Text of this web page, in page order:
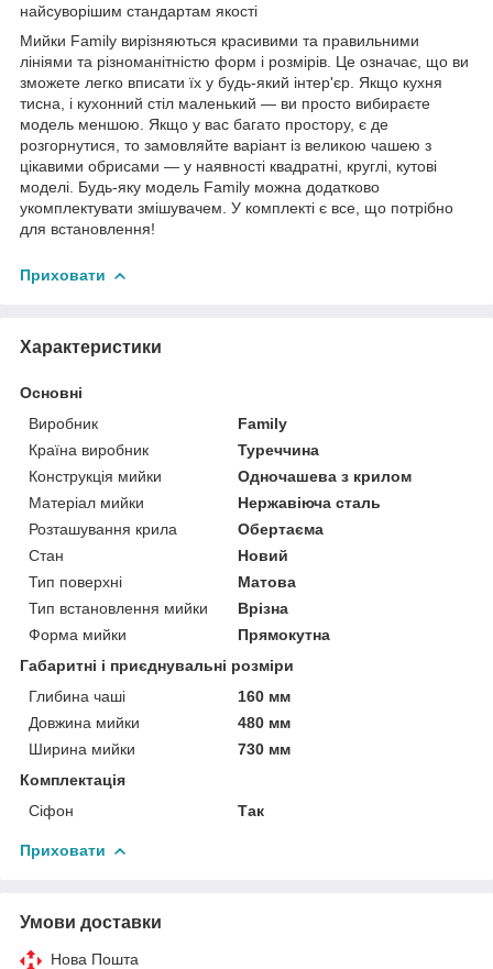
найсуворішим стандартам якості
Мийки Family вирізняються красивими та правильними
лініями та різноманітністю форм і розмірів. Це означає, що ви
зможете легко вписати їх у будь-який інтер'єр. Якщо кухня
тисна, і кухонний стіл маленький — ви просто вибираєте
модель меншою. Якщо у вас багато простору, є де
розгорнутися, то замовляйте варіант із великою чашею з
цікавими обрисами — у наявності квадратні, круглі, кутові
моделі. Будь-яку модель Family можна додатково
укомплектувати змішувачем. У комплекті є все, що потрібно
для встановлення!
Приховати
Характеристики
Основні
Виробник
Family
Країна виробник
Туреччина
Конструкція мийки
Одночашева з крилом
Матеріал мийки
Нержавіюча сталь
Розташування крила
Обертаєма
Стан
Новий
Тип поверхні
Матова
Тип встановлення мийки
Врізна
Форма мийки
Прямокутна
Габаритні і приєднувальні розміри
Глибина чаші
160 мм
Довжина мийки
480 мм
Ширина мийки
730 мм
Комплектація
Сіфон
Так
Приховати
Умови доставки
Нова Пошта